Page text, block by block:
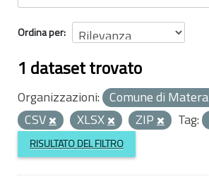
Ordina per
1 dataset trovato
Organizzazioni: Comune di Matera
CSV
XLSX ZIP Tag:
RISULTATO DEL FILTRO